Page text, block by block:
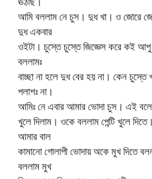
আমি বললাম নে চুস। দুধ খা। ও জোরে
দুধ একবার
ওইটা। চুস্তে চুস্তে জিজ্ঞেস করে কই
বললামঃ
বাচ্ছা না হলে দুধ বের হয় না। কেন চুস্তে
পলাশঃ না।
আমিঃ নে এবার আমার ভোদা চুস। এই বলে
খুলে দিলাম। ওকে বললাম পেন্টি খুলে
আমার বাল
কামানো গোলাপী ভোদায় অকে মুখ দিতে
বললাম মুখ